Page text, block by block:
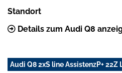
Standort
Details zum Audi Q8
Audi Q8 2xS line AssistenzP+ 22Z